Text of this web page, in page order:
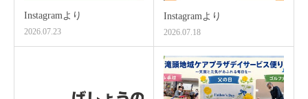
Instagramより
2026.07.23
Instagramより
2026.07.18